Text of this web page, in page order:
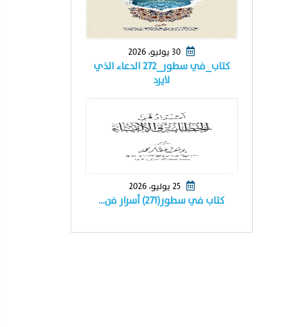
كتاب_في سطور_٢٧٢ الدعاء الذي
لايرد
كتاب في سطور(٢٧١) أسرار فن…